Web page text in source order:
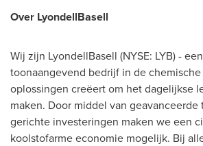
Over LyondellBasell
Wij zijn LyondellBasell (NYSE: LYB) -
toonaangevend bedrijf in de
oplossingen creëert om het dagelijkse
maken. Door middel van
gerichte investeringen maken we een
koolstofarme economie mogelijk. Bij